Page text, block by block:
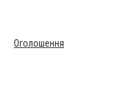
Оголошення